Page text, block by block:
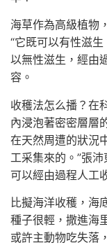
海草作為高級植物
“它既可以有性滋
以無性滋生，經由
容。
收穫法怎么播？在
內浸泡著密密層層
在天然周遭的狀況
工采集來的。”張
可以經由過程人工
比擬海洋收穫，海
種子很輕，撒進海
或許主動物吃失落